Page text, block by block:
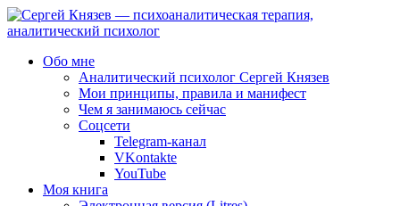
Обо мне
Аналитический психолог Сергей Князев
Мои принципы, правила и манифест
Чем я занимаюсь сейчас
Соцсети
Telegram-канал
VKontakte
YouTube
Моя книга